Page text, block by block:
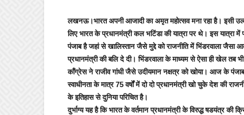
लखनऊ।भारत अपनी आजादी का अमृत महोत्सव मना रहा है। इसी
लिए भारत के प्रधानमंत्री कल भटिंडा की यात्रा पर थे। इस यात्रा
पंजाब है जहां से खालिस्तान जैसे मुद्दे को राजनीति में भिंडरवाला जैसा
प्रधानमंत्री की बलि दे दी। भिंडरवाला के माध्यम से ऐसा ही खेल
कॉंग्रेस ने राजीव गांधी जैसे उदीयमान नक्षत्र को खोया। आज के
स्वाधीनता के मात्र 75 वर्षों में दो दो प्रधानमंत्री खो चुके देश की
के इतिहास से दुनिया परिचित है।
दुर्भाग्य यह है कि भारत के वर्तमान प्रधानमंत्री के विरुद्ध षडयंत्र